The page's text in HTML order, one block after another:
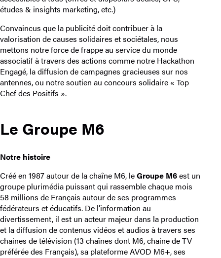
études & insights marketing, etc.)
Convaincus que la publicité doit contribuer à la
valorisation de causes solidaires et sociétales, nous
mettons notre force de frappe au service du monde
associatif à travers des actions comme notre Hackathon
Engagé, la diffusion de campagnes gracieuses sur nos
antennes, ou notre soutien au concours solidaire « Top
Chef des Positifs ».
Le Groupe M6
Notre histoire
Créé en 1987 autour de la chaîne M6, leGroupe M6est un
groupe plurimédia puissant qui rassemble chaque mois
58 millions de Français autour de ses programmes
fédérateurs et éducatifs. De l’information au
divertissement, il est un acteur majeur dans la production
et la diffusion de contenus vidéos et audios à travers ses
chaines de télévision (13 chaînes dont M6, chaine de TV
préférée des Français), sa plateforme AVOD M6+, ses